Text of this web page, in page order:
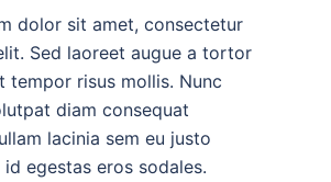
dolor sit amet, consectetur
Sed laoreet augue a tortor
tempor risus mollis. Nunc
diam consequat
lacinia sem eu justo
id egestas eros sodales.